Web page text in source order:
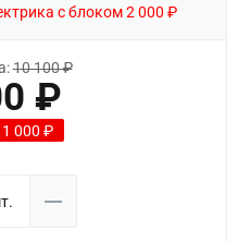
с блоком 2 000 ₽
10 100 ₽
₽
000 ₽